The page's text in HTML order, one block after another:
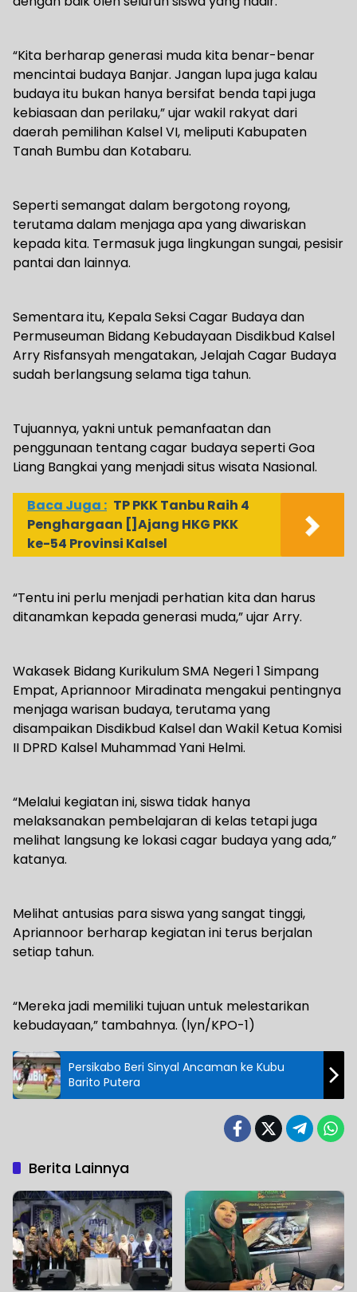
“Kita berharap generasi muda kita benar-benar
mencintai budaya Banjar. Jangan lupa juga kalau
budaya itu bukan hanya bersifat benda tapi juga
kebiasaan dan perilaku,” ujar wakil rakyat dari
daerah pemilihan Kalsel VI, meliputi Kabupaten
Tanah Bumbu dan Kotabaru.
Seperti semangat dalam bergotong royong,
terutama dalam menjaga apa yang diwariskan
kepada kita. Termasuk juga lingkungan sungai, pesisir
pantai dan lainnya.
Sementara itu, Kepala Seksi Cagar Budaya dan
Permuseuman Bidang Kebudayaan Disdikbud Kalsel
Arry Risfansyah mengatakan, Jelajah Cagar Budaya
sudah berlangsung selama tiga tahun.
Tujuannya, yakni untuk pemanfaatan dan
penggunaan tentang cagar budaya seperti Goa
Liang Bangkai yang menjadi situs wisata Nasional.
Baca Juga : TP PKK Tanbu Raih 4
Penghargaan []Ajang HKG PKK
ke-54 Provinsi Kalsel
“Tentu ini perlu menjadi perhatian kita dan harus
ditanamkan kepada generasi muda,” ujar Arry.
Wakasek Bidang Kurikulum SMA Negeri 1 Simpang
Empat, Apriannoor Miradinata mengakui pentingnya
menjaga warisan budaya, terutama yang
disampaikan Disdikbud Kalsel dan Wakil Ketua Komisi
II DPRD Kalsel Muhammad Yani Helmi.
“Melalui kegiatan ini, siswa tidak hanya
melaksanakan pembelajaran di kelas tetapi juga
melihat langsung ke lokasi cagar budaya yang ada,”
katanya.
Melihat antusias para siswa yang sangat tinggi,
Apriannoor berharap kegiatan ini terus berjalan
setiap tahun.
“Mereka jadi memiliki tujuan untuk melestarikan
kebudayaan,” tambahnya. (lyn/KPO-1)
Persikabo Beri Sinyal Ancaman ke Kubu
Barito Putera
Berita Lainnya